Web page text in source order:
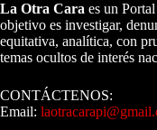
La Otra Cara es un
objetivo es investigar,
equitativa, analítica, con
temas ocultos de interés
CONTÁCTENOS:
Email: